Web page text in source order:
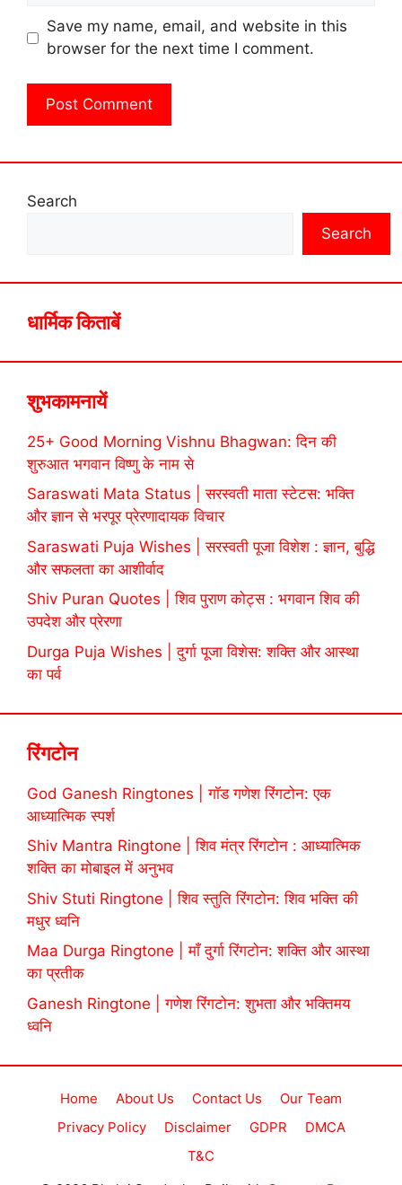
Save my name, email, and website in this
browser for the next time I comment.
Search
Search
धार्मिक किताबें
शुभकामनायें
25+ Good Morning Vishnu Bhagwan: दिन की
शुरुआत भगवान विष्णु के नाम से
Saraswati Mata Status | सरस्वती माता स्टेटस: भक्ति
और ज्ञान से भरपूर प्रेरणादायक विचार
Saraswati Puja Wishes | सरस्वती पूजा विशेश : ज्ञान, बुद्धि
और सफलता का आशीर्वाद
Shiv Puran Quotes | शिव पुराण कोट्स : भगवान शिव की
उपदेश और प्रेरणा
Durga Puja Wishes | दुर्गा पूजा विशेस: शक्ति और आस्था
का पर्व
रिंगटोन
God Ganesh Ringtones | गॉड गणेश रिंगटोन: एक
आध्यात्मिक स्पर्श
Shiv Mantra Ringtone | शिव मंत्र रिंगटोन : आध्यात्मिक
शक्ति का मोबाइल में अनुभव
Shiv Stuti Ringtone | शिव स्तुति रिंगटोन: शिव भक्ति की
मधुर ध्वनि
Maa Durga Ringtone | माँ दुर्गा रिंगटोन: शक्ति और आस्था
का प्रतीक
Ganesh Ringtone | गणेश रिंगटोन: शुभता और भक्तिमय
ध्वनि
Home About Us Contact Us
Our Team
Privacy Policy
Disclaimer GDPR
DMCA
T&C